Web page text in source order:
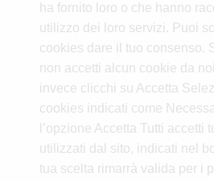
ha fornito loro o che hanno
utilizzo dei loro servizi. Puoi
cookies dare il tuo consenso.
non accetti alcun cookie da
invece clicchi su Accetta
cookies indicati come
l’opzione Accetta Tutti accetti
utilizzati dal sito, indicati nel
tua scelta rimarrà valida per i